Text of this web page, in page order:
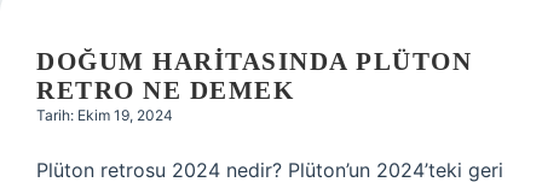
DOĞUM HARITASINDA PLÜTON
RETRO NE DEMEK
Tarih: Ekim 19, 2024
Plüton retrosu 2024 nedir? Plüton’un 2024’teki geri